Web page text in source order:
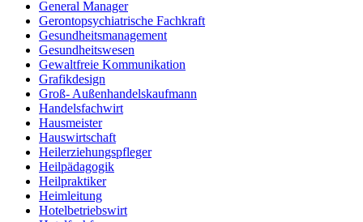
General Manager
Gerontopsychiatrische Fachkraft
Gesundheitsmanagement
Gesundheitswesen
Gewaltfreie Kommunikation
Grafikdesign
Groß- Außenhandelskaufmann
Handelsfachwirt
Hausmeister
Hauswirtschaft
Heilerziehungspfleger
Heilpädagogik
Heilpraktiker
Heimleitung
Hotelbetriebswirt